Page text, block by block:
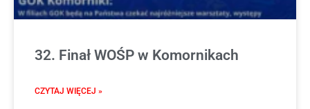
32. Finał WOŚP w Komornikach
CZYTAJ WIĘCEJ »